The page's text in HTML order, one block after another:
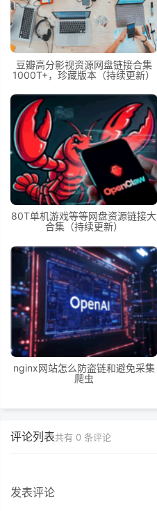
豆瓣高分影视资源网盘链接合集
1000T+，珍藏版本（持续更新）
80T单机游戏等等网盘资源链接大
合集（持续更新）
nginx网站怎么防盗链和避免采集
爬虫
评论列表共有 0 条评论
发表评论